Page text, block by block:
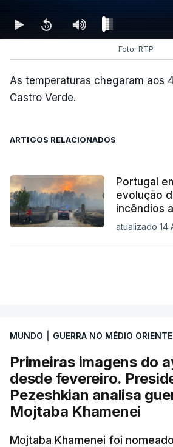
Foto: RTP
As temperaturas chegaram aos
Castro Verde.
ARTIGOS RELACIONADOS
Portugal
evolução
incêndios
atualizado 14
MUNDO GUERRA NO MÉDIO ORIENTE
Primeiras imagens do
desde fevereiro.
Pezeshkian analisa
Mojtaba Khamenei
Mojtaba Khamenei foi